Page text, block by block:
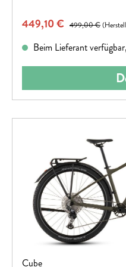
Verkaufspreis:
449,10 € Regulärer Preis:
499,00 €
Beim Lieferant
Cube